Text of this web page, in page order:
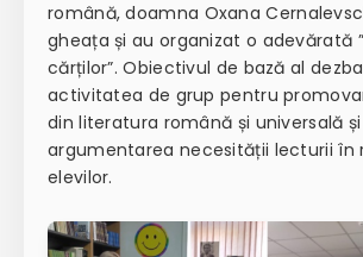
română, doamna Oxana
gheața și au organizat o adevărată
cărților”. Obiectivul de bază al
activitatea de grup pentru
din literatura română și universală și
argumentarea necesității lecturii în
elevilor.